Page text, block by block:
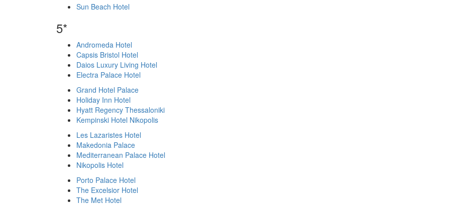
Sun Beach Hotel
5*
Andromeda Hotel
Capsis Bristol Hotel
Daios Luxury Living Hotel
Electra Palace Hotel
Grand Hotel Palace
Holiday Inn Hotel
Hyatt Regency Thessaloniki
Kempinski Hotel Nikopolis
Les Lazaristes Hotel
Makedonia Palace
Mediterranean Palace Hotel
Nikopolis Hotel
Porto Palace Hotel
The Excelsior Hotel
The Met Hotel